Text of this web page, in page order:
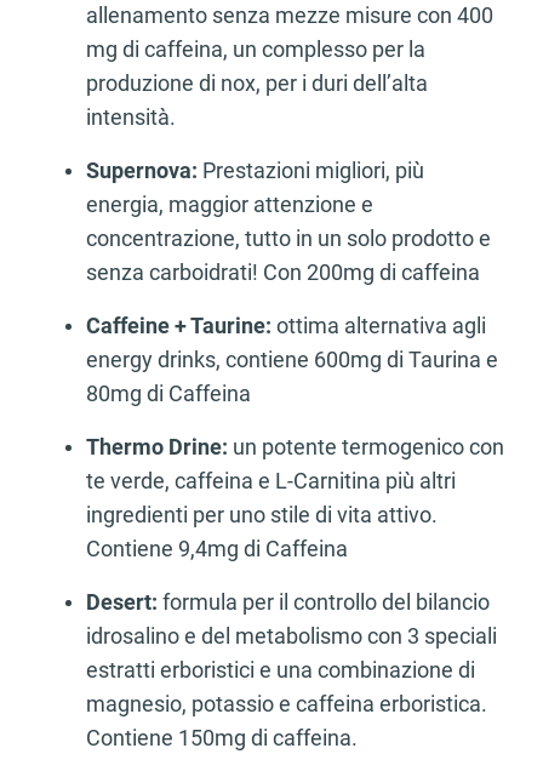
allenamento senza mezze misure con 400
mg di caffeina, un complesso per la
produzione di nox, per i duri dell’alta
intensità.
Supernova: Prestazioni migliori, più
energia, maggior attenzione e
concentrazione, tutto in un solo prodotto e
senza carboidrati! Con 200mg di caffeina
Caffeine + Taurine: ottima alternativa agli
energy drinks, contiene 600mg di Taurina e
80mg di Caffeina
Thermo Drine: un potente termogenico con
te verde, caffeina e L-Carnitina più altri
ingredienti per uno stile di vita attivo.
Contiene 9,4mg di Caffeina
Desert: formula per il controllo del bilancio
idrosalino e del metabolismo con 3 speciali
estratti erboristici e una combinazione di
magnesio, potassio e caffeina erboristica.
Contiene 150mg di caffeina.